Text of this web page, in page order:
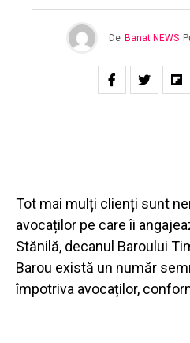
De Banat NEWS
Tot mai mulți clienți sunt
avocaților pe care îi
Stănilă, decanul Baroului
Barou există un număr
împotriva avocaților,